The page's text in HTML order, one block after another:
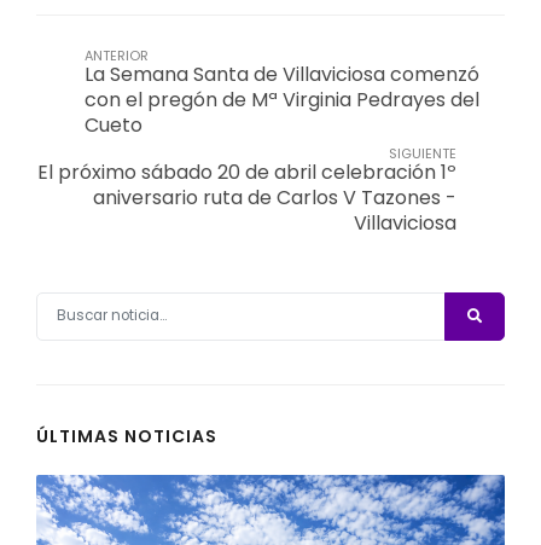
ANTERIOR
La Semana Santa de Villaviciosa comenzó
con el pregón de Mª Virginia Pedrayes del
Cueto
SIGUIENTE
El próximo sábado 20 de abril celebración 1º
aniversario ruta de Carlos V Tazones -
Villaviciosa
ÚLTIMAS NOTICIAS